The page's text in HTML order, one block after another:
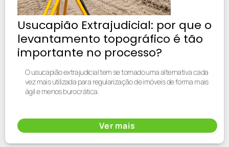
Usucapião Extrajudicial: por que o
levantamento topográfico é tão
importante no processo?
O usucapião extrajudicial tem se tornado uma alternativa cada
vez mais utilizada para regularização de imóveis de forma mais
ágil e menos burocrática.
Ver mais